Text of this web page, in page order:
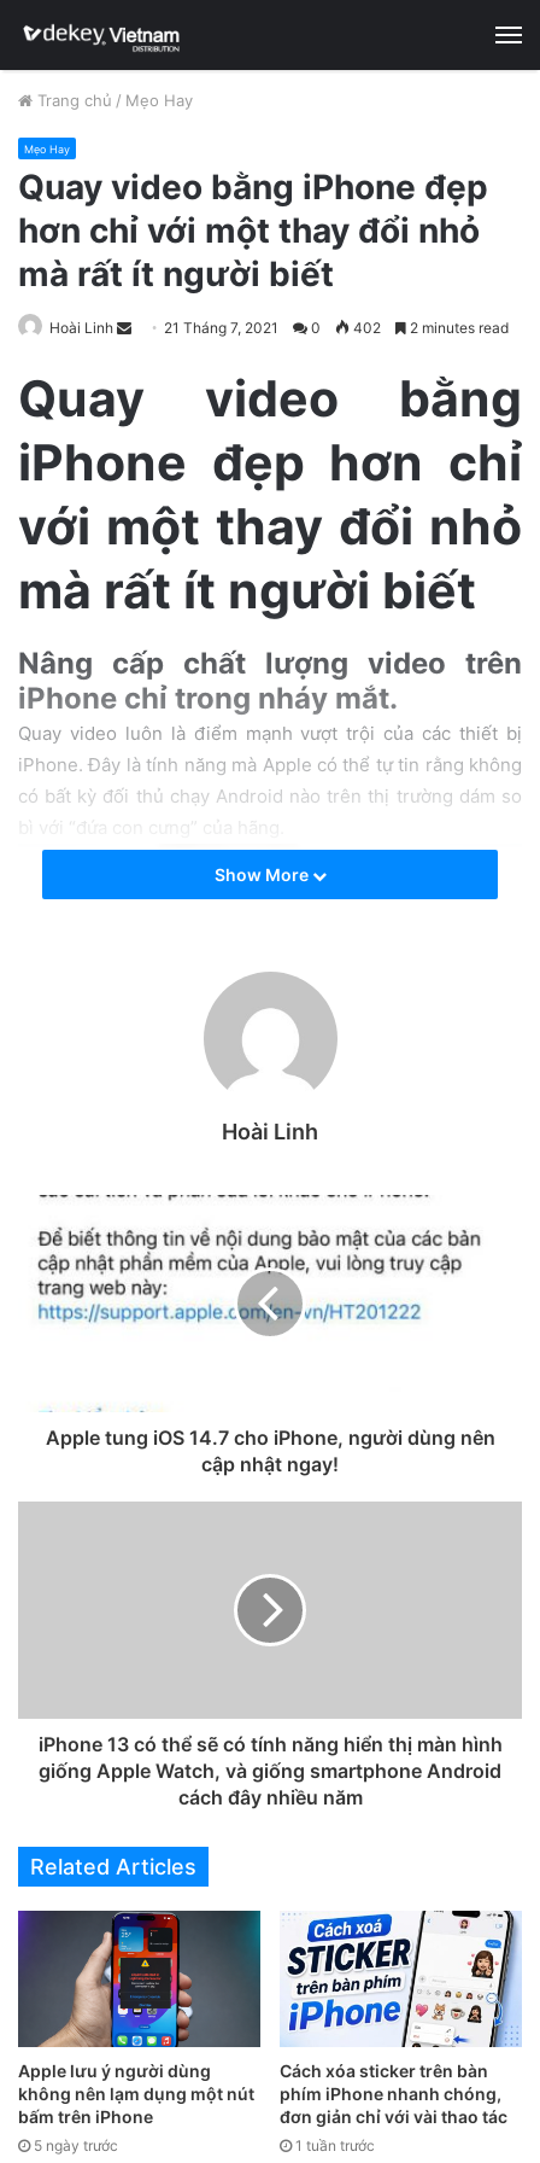
Trang chủ / Mẹo Hay
Mẹo Hay
Quay video bằng iPhone đẹp
hơn chỉ với một thay đổi nhỏ
mà rất ít người biết
Hoài Linh
n
d
m
i
21 Tháng 7, 2021 0 402 2 minutes read
Quay video bằng
iPhone đẹp hơn chỉ
với một thay đổi nhỏ
mà rất ít người biết
Nâng cấp chất lượng video trên
iPhone chỉ trong nháy mắt.
Quay video luôn là điểm mạnh vượt trội của các thiết bị
iPhone. Đây là tính năng mà Apple có thể tự tin rằng không
có bất kỳ đối thủ chạy Android nào trên thị trường dám so
bì với “đứa con cưng” của hãng.
cùng đơn giản. Đó là chuyển độ phân giải video từ HD, Full
HD thành 4K và từ iPhone 6S ra mắt năm 2015 đã sở hữu
tính năng này rồi.
hơn mà nó còn giúp chúng ta dễ dàng xử lý hơn trong quá
trình hậu kỳ. Do đó sao không thử ngay nhỉ?
Cách 1: Kích hoạt ngay trong
ứng dụng camera (có thể không
cũ)
Trong giao diện quay video trên iPhone, trên phần thanh
công cụ ở góc trên màn hình, thông thường sẽ hiển thị là
quay video Full HD ở tốc độ khung hình 30fps.
Show More
Hoài Linh
Apple tung iOS 14.7 cho iPhone, người dùng nên
cập nhật ngay!
iPhone 13 có thể sẽ có tính năng hiển thị màn hình
giống Apple Watch, và giống smartphone Android
cách đây nhiều năm
Related Articles
Apple lưu ý người dùng
không nên lạm dụng một nút
bấm trên iPhone
5 ngày trước
Cách xóa sticker trên bàn
phím iPhone nhanh chóng,
đơn giản chỉ với vài thao tác
1 tuần trước